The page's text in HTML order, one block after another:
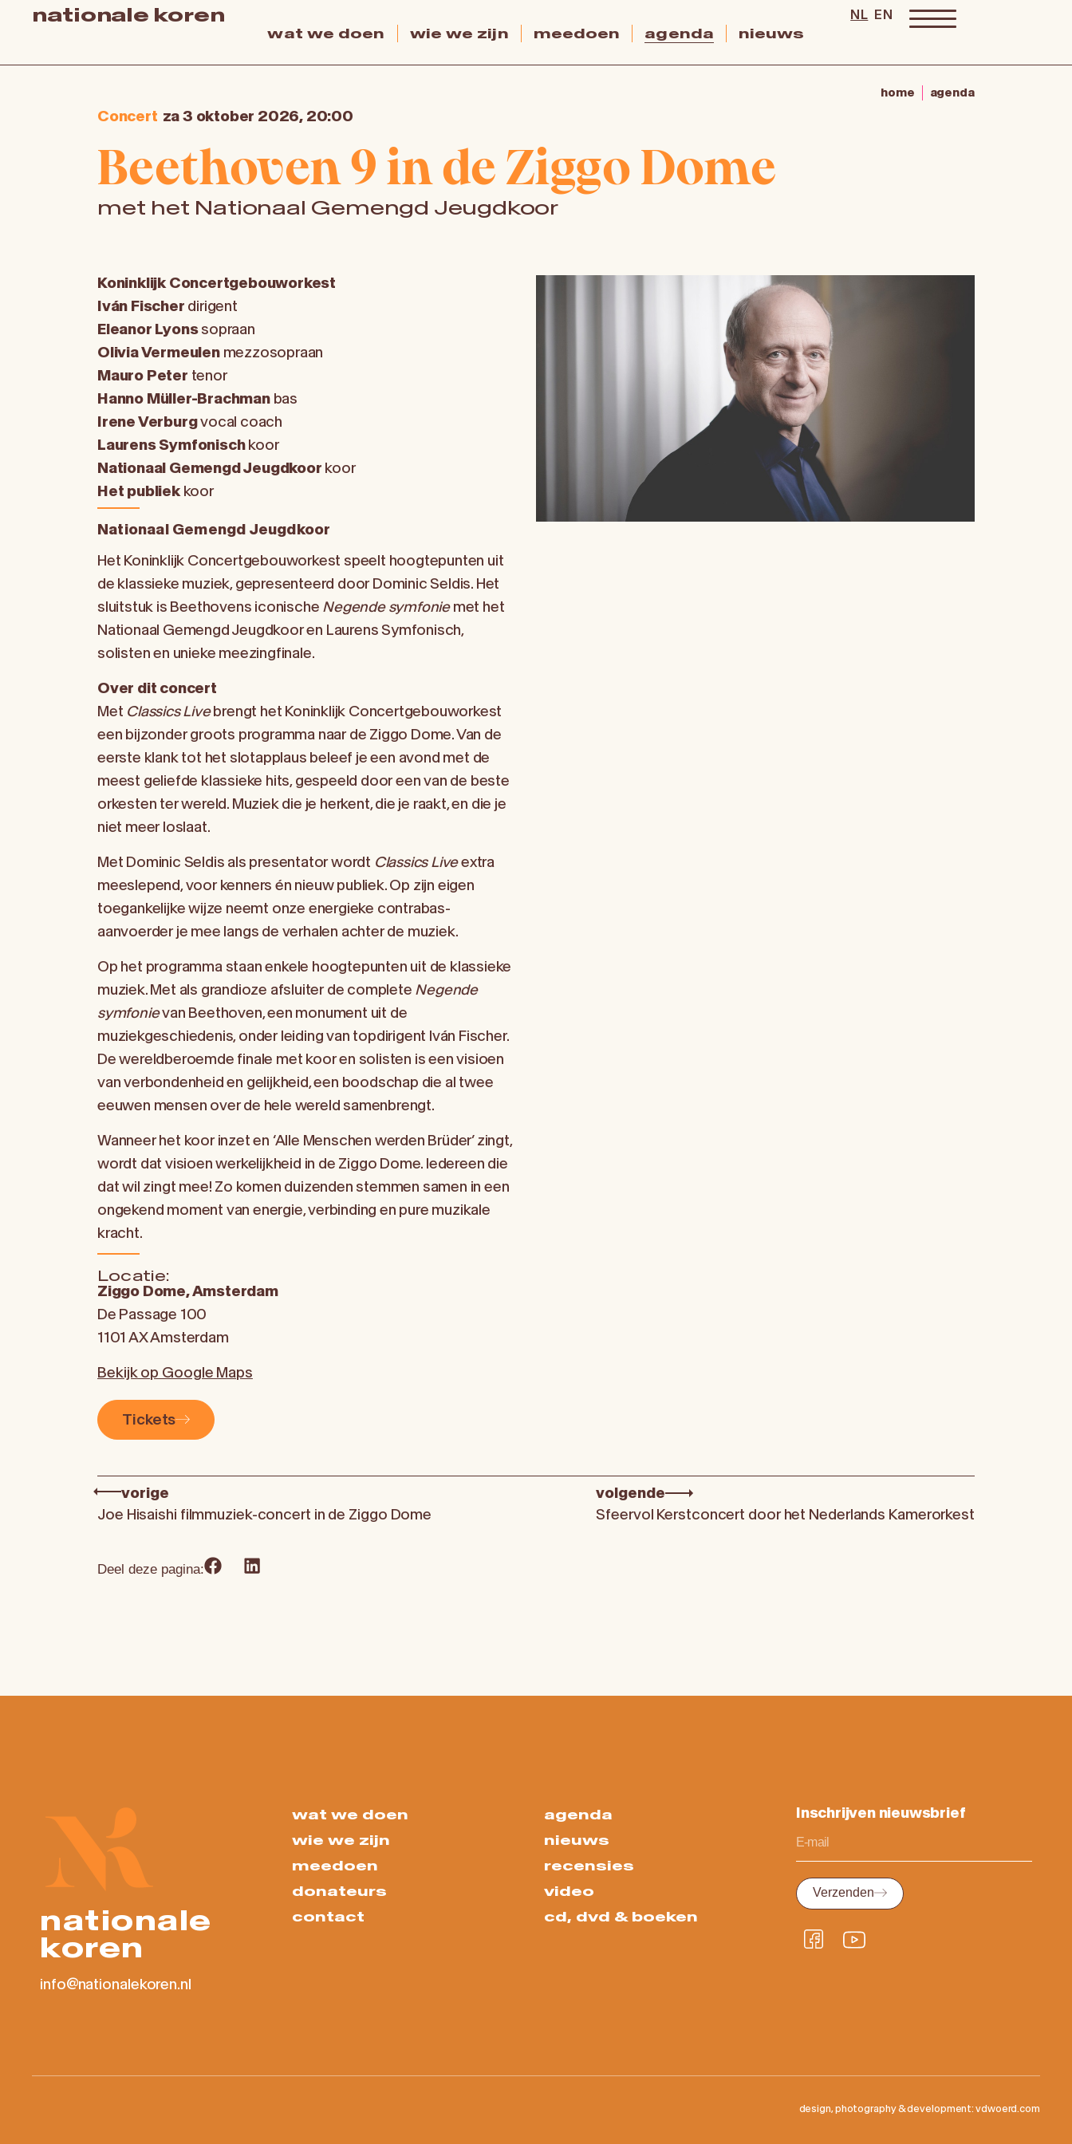
nationale koren
wat we doen wie we zijn meedoen agenda nieuws
NL EN
home agenda
Concert za 3 oktober 2026, 20:00
Beethoven 9 in de Ziggo Dome
met het Nationaal Gemengd Jeugdkoor
Koninklijk Concertgebouworkest
Iván Fischer dirigent
Eleanor Lyonssopraan
Olivia Vermeulenmezzosopraan
Mauro Peter tenor
Hanno Müller-Brachman bas
Irene Verburgvocal coach
Laurens Symfonischkoor
Nationaal Gemengd Jeugdkoor koor
Het publiekkoor
Nationaal Gemengd Jeugdkoor
Het Koninklijk Concertgebouworkest speelt hoogtepunten uit
de klassieke muziek, gepresenteerd door Dominic Seldis. Het
sluitstuk is Beethovens iconische Negende symfoniemet het
Nationaal Gemengd Jeugdkoor en Laurens Symfonisch,
solisten en unieke meezingfinale.
Over dit concert
Met Classics Livebrengt het Koninklijk Concertgebouworkest
een bijzonder groots programma naar de Ziggo Dome. Van de
eerste klank tot het slotapplaus beleef je een avond met de
meest geliefde klassieke hits, gespeeld door een van de beste
orkesten ter wereld. Muziek die je herkent, die je raakt, en die je
niet meer loslaat.
Met Dominic Seldis als presentator wordt Classics Liveextra
meeslepend, voor kenners én nieuw publiek. Op zijn eigen
toegankelijke wijze neemt onze energieke contrabas-
aanvoerder je mee langs de verhalen achter de muziek.
Op het programma staan enkele hoogtepunten uit de klassieke
muziek. Met als grandioze afsluiter de complete Negende
symfonievan Beethoven, een monument uit de
muziekgeschiedenis, onder leiding van topdirigent Iván Fischer.
De wereldberoemde finale met koor en solisten is een visioen
van verbondenheid en gelijkheid, een boodschap die al twee
eeuwen mensen over de hele wereld samenbrengt.
Wanneer het koor inzet en ‘Alle Menschen werden Brüder’ zingt,
wordt dat visioen werkelijkheid in de Ziggo Dome. Iedereen die
dat wil zingt mee! Zo komen duizenden stemmen samen in een
ongekend moment van energie, verbinding en pure muzikale
kracht.
Locatie:
Ziggo Dome, Amsterdam
De Passage 100
1101 AX Amsterdam
Bekijk op Google Maps
Tickets
vorige
Joe Hisaishi filmmuziek-concert in de Ziggo Dome
volgende
Sfeervol Kerstconcert door het Nederlands Kamerorkest
Deel deze pagina:
nationale
koren
info@nationalekoren.nl
wat we doen
wie we zijn
meedoen
donateurs
contact
agenda
nieuws
recensies
video
cd, dvd & boeken
Inschrijven nieuwsbrief
Verzenden
design, photography & development: vdwoerd.com